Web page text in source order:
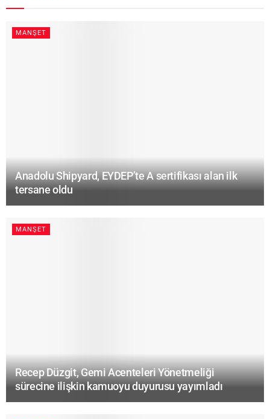
MANŞET
Anadolu Shipyard, EYDEP’te A sertifikası alan ilk
tersane oldu
MANŞET
Recep Düzgit, Gemi Acenteleri Yönetmeliği
sürecine ilişkin kamuoyu duyurusu yayımladı